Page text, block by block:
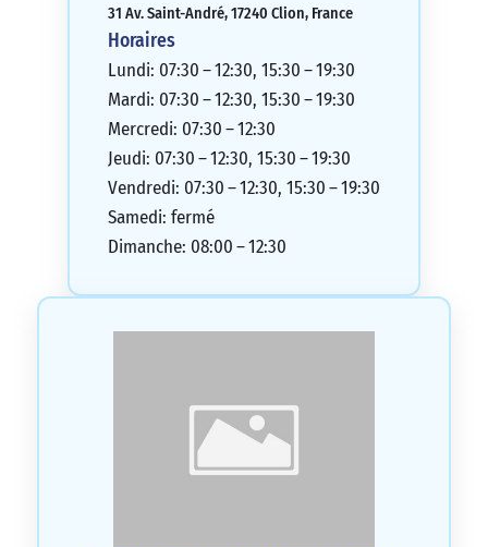
31 Av. Saint-André, 17240 Clion, France
Horaires
Lundi: 07:30 – 12:30, 15:30 – 19:30
Mardi: 07:30 – 12:30, 15:30 – 19:30
Mercredi: 07:30 – 12:30
Jeudi: 07:30 – 12:30, 15:30 – 19:30
Vendredi: 07:30 – 12:30, 15:30 – 19:30
Samedi: fermé
Dimanche: 08:00 – 12:30